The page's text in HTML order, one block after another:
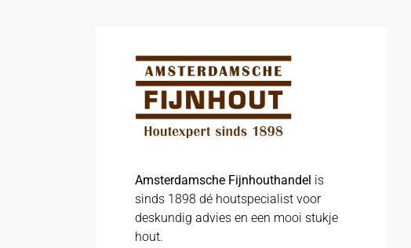
Amsterdamsche Fijnhouthandel is
sinds 1898 dé houtspecialist voor
deskundig advies en een mooi stukje
hout.